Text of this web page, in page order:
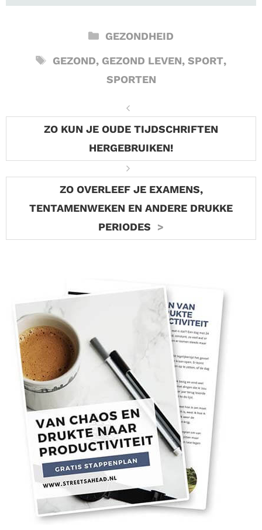
CATEGORIEËN
GEZONDHEID
TAGS
GEZOND, GEZOND LEVEN, SPORT,
SPORTEN
ZO KUN JE OUDE TIJDSCHRIFTEN
HERGEBRUIKEN!
ZO OVERLEEF JE EXAMENS,
TENTAMENWEKEN EN ANDERE DRUKKE
PERIODES